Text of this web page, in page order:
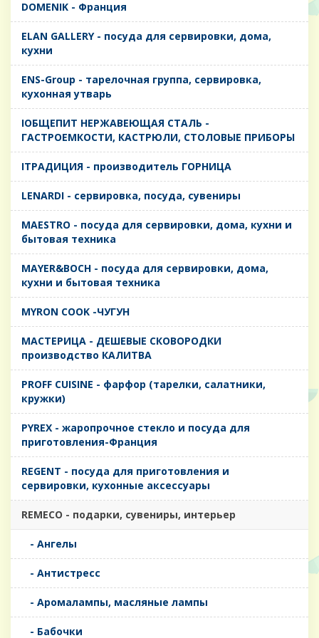
DOMENIK - Франция
ELAN GALLERY - посуда для сервировки, дома,
кухни
ENS-Group - тарелочная группа, сервировка,
кухонная утварь
IОБЩЕПИТ НЕРЖАВЕЮЩАЯ СТАЛЬ -
ГАСТРОЕМКОСТИ, КАСТРЮЛИ, СТОЛОВЫЕ ПРИБОРЫ
IТРАДИЦИЯ - производитель ГОРНИЦА
LENARDI - сервировка, посуда, сувениры
MAESTRO - посуда для сервировки, дома, кухни и
бытовая техника
MAYER&BOCH - посуда для сервировки, дома,
кухни и бытовая техника
MYRON COOK -ЧУГУН
MАСТЕРИЦА - ДЕШЕВЫЕ СКОВОРОДКИ
производство КАЛИТВА
PROFF CUISINE - фарфор (тарелки, салатники,
кружки)
PYREX - жаропрочное стекло и посуда для
приготовления-Франция
REGENT - посуда для приготовления и
сервировки, кухонные аксессуары
REMECO - подарки, сувениры, интерьер
- Ангелы
- Антистресс
- Аромалампы, масляные лампы
- Бабочки